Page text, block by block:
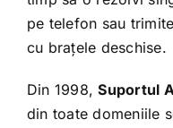
pe telefon sau
cu brațele deschise.
Din 1998,Suportul
din toate domeniile